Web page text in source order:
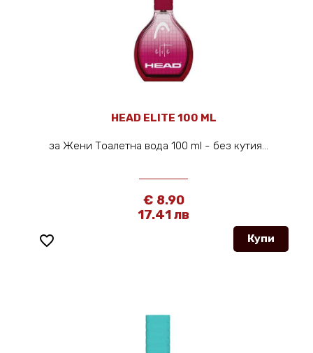
favorite_border
HEAD ELITE 100 ML
за Жени Тоалетна вода 100 ml - без кутия...
€ 8.90
17.41 лв
Купи